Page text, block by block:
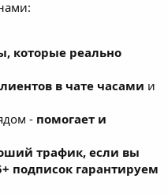
в чате часами
-
трафик, если вы
подписок гарантируем